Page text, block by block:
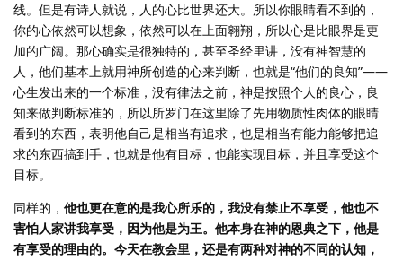
线。但是有诗人就说，人的心比世界还大。所以你眼睛看不到的，
你的心依然可以想象，依然可以在上面翱翔，所以心是比眼界是更
加的广阔。那心确实是很独特的，甚至圣经里讲，没有神智慧的
人，他们基本上就用神所创造的心来判断，也就是“他们的良知”——
心生发出来的一个标准，没有律法之前，神是按照个人的良心，良
知来做判断标准的，所以所罗门在这里除了先用物质性肉体的眼睛
看到的东西，表明他自己是相当有追求，也是相当有能力能够把追
求的东西搞到手，也就是他有目标，也能实现目标，并且享受这个
目标。
同样的， 他也更在意的是我心所乐的，我没有禁止不享受，他也不
害怕人家讲我享受，因为他是为王。他本身在神的恩典之下，他是
有享受的理由的。今天在教会里，还是有两种对神的不同的认知，